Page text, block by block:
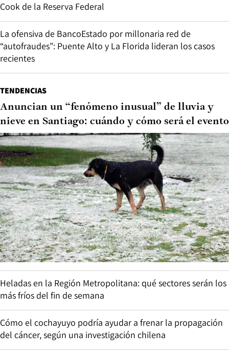
Cook de la Reserva Federal
La ofensiva de BancoEstado por millonaria red de
“autofraudes”: Puente Alto y La Florida lideran los casos
recientes
TENDENCIAS
Anuncian un “fenómeno inusual” de lluvia y
nieve en Santiago: cuándo y cómo será el evento
Heladas en la Región Metropolitana: qué sectores serán los
más fríos del fin de semana
Cómo el cochayuyo podría ayudar a frenar la propagación
del cáncer, según una investigación chilena